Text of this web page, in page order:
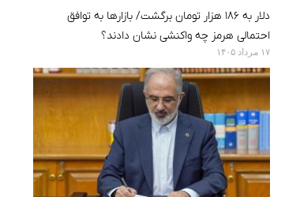
دلار به ۱۸۶ هزار تومان برگشت/ بازارها به توافق
احتمالی هرمز چه واکنشی نشان دادند؟
۱۷ مرداد ۱۴۰۵